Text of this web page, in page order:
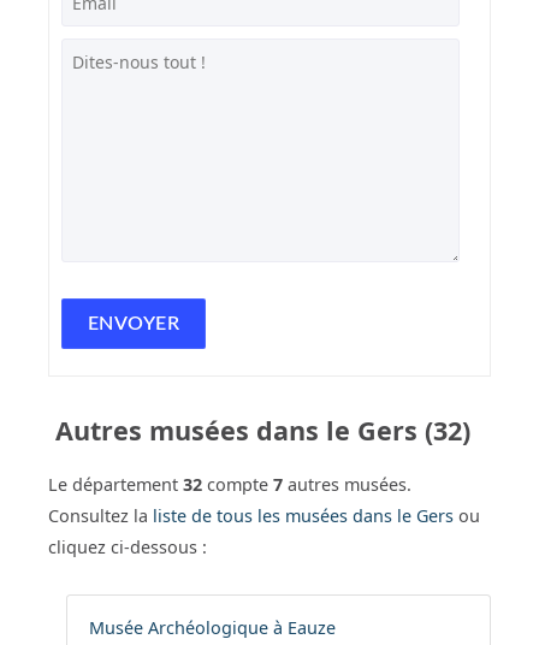
Autres musées dans le Gers (32)
Le département 32 compte 7 autres musées.
Consultez la liste de tous les musées dans le Gers ou
cliquez ci-dessous :
Musée Archéologique à Eauze